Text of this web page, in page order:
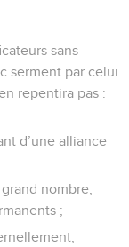
sans
serment par celui
repentira pas :
d’une alliance
nombre,
;